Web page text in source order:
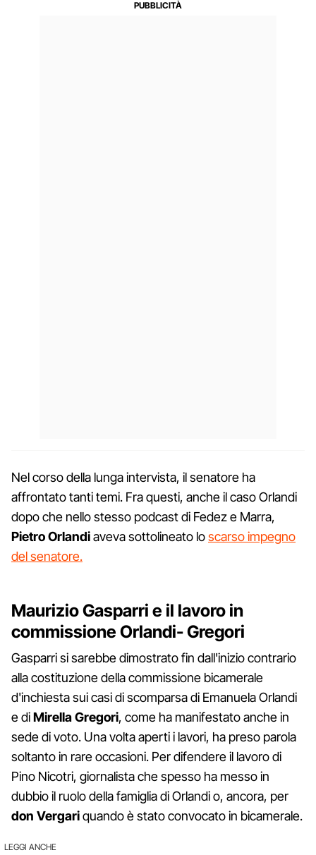
Nel corso della lunga intervista, il senatore ha
affrontato tanti temi. Fra questi, anche il caso Orlandi
dopo che nello stesso podcast di Fedez e Marra,
Pietro Orlandiaveva sottolineato loscarso impegno
del senatore.
Maurizio Gasparri e il lavoro in
commissione Orlandi- Gregori
Gasparri si sarebbe dimostrato fin dall'inizio contrario
alla costituzione della commissione bicamerale
d'inchiesta sui casi di scomparsa di Emanuela Orlandi
e diMirella Gregori, come ha manifestato anche in
sede di voto. Una volta aperti i lavori, ha preso parola
soltanto in rare occasioni. Per difendere il lavoro di
Pino Nicotri, giornalista che spesso ha messo in
dubbio il ruolo della famiglia di Orlandi o, ancora, per
don Vergariquando è stato convocato in bicamerale.
LEGGI ANCHE